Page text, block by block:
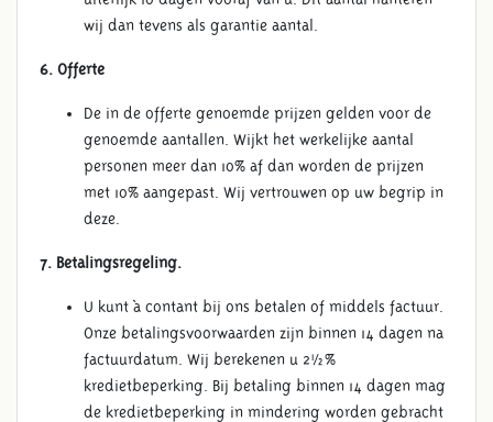
wij dan tevens als garantie aantal.
6. Offerte
De in de offerte genoemde prijzen gelden voor de
genoemde aantallen. Wijkt het werkelijke aantal
personen meer dan 10% af dan worden de prijzen
met 10% aangepast. Wij vertrouwen op uw begrip in
deze.
7. Betalingsregeling.
U kunt à contant bij ons betalen of middels factuur.
Onze betalingsvoorwaarden zijn binnen 14 dagen na
factuurdatum. Wij berekenen u 2½%
kredietbeperking. Bij betaling binnen 14 dagen mag
de kredietbeperking in mindering worden gebracht